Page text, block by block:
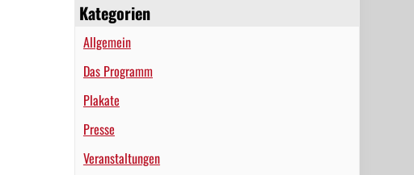
Kategorien
Allgemein
Das Programm
Plakate
Presse
Veranstaltungen